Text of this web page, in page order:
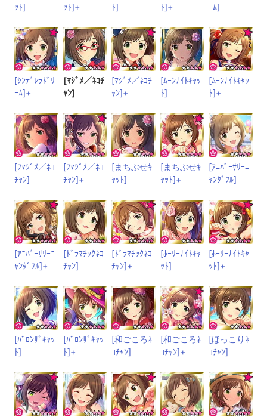
ｯﾄ]
ｯﾄ]+
ﾄ]
ﾄ]+
ｰﾑ]
[ｼﾝﾃﾞﾚﾗﾄﾞﾘ
ｰﾑ]+
[ﾏｼﾞﾒ／ﾈｺﾁ
ｬﾝ]
[ﾏｼﾞﾒ／ﾈｺﾁ
ｬﾝ]+
[ﾑｰﾝﾅｲﾄｷｬｯ
ﾄ]
[ﾑｰﾝﾅｲﾄｷｬｯ
ﾄ]+
[ﾌﾏｼﾞﾒ／ﾈｺ
ﾁｬﾝ]
[ﾌﾏｼﾞﾒ／ﾈｺ
ﾁｬﾝ]+
[まちぶせｷ
ｬｯﾄ]
[まちぶせｷ
ｬｯﾄ]+
[ｱﾆﾊﾞｰｻﾘｰﾆ
ｬﾝﾀﾞﾌﾙ]
[ｱﾆﾊﾞｰｻﾘｰﾆ
ｬﾝﾀﾞﾌﾙ]+
[ﾄﾞﾗﾏﾁｯｸﾈｺ
ﾁｬﾝ]
[ﾄﾞﾗﾏﾁｯｸﾈｺ
ﾁｬﾝ]+
[ﾎｰﾘｰﾅｲﾄｷｬ
ｯﾄ]
[ﾎｰﾘｰﾅｲﾄｷｬ
ｯﾄ]+
[ﾊﾞﾛﾝｻﾞｷｬｯ
ﾄ]
[ﾊﾞﾛﾝｻﾞｷｬｯ
ﾄ]+
[和ごころﾈ
ｺﾁｬﾝ]
[和ごころﾈ
ｺﾁｬﾝ]+
[ほっこりﾈ
ｺﾁｬﾝ]